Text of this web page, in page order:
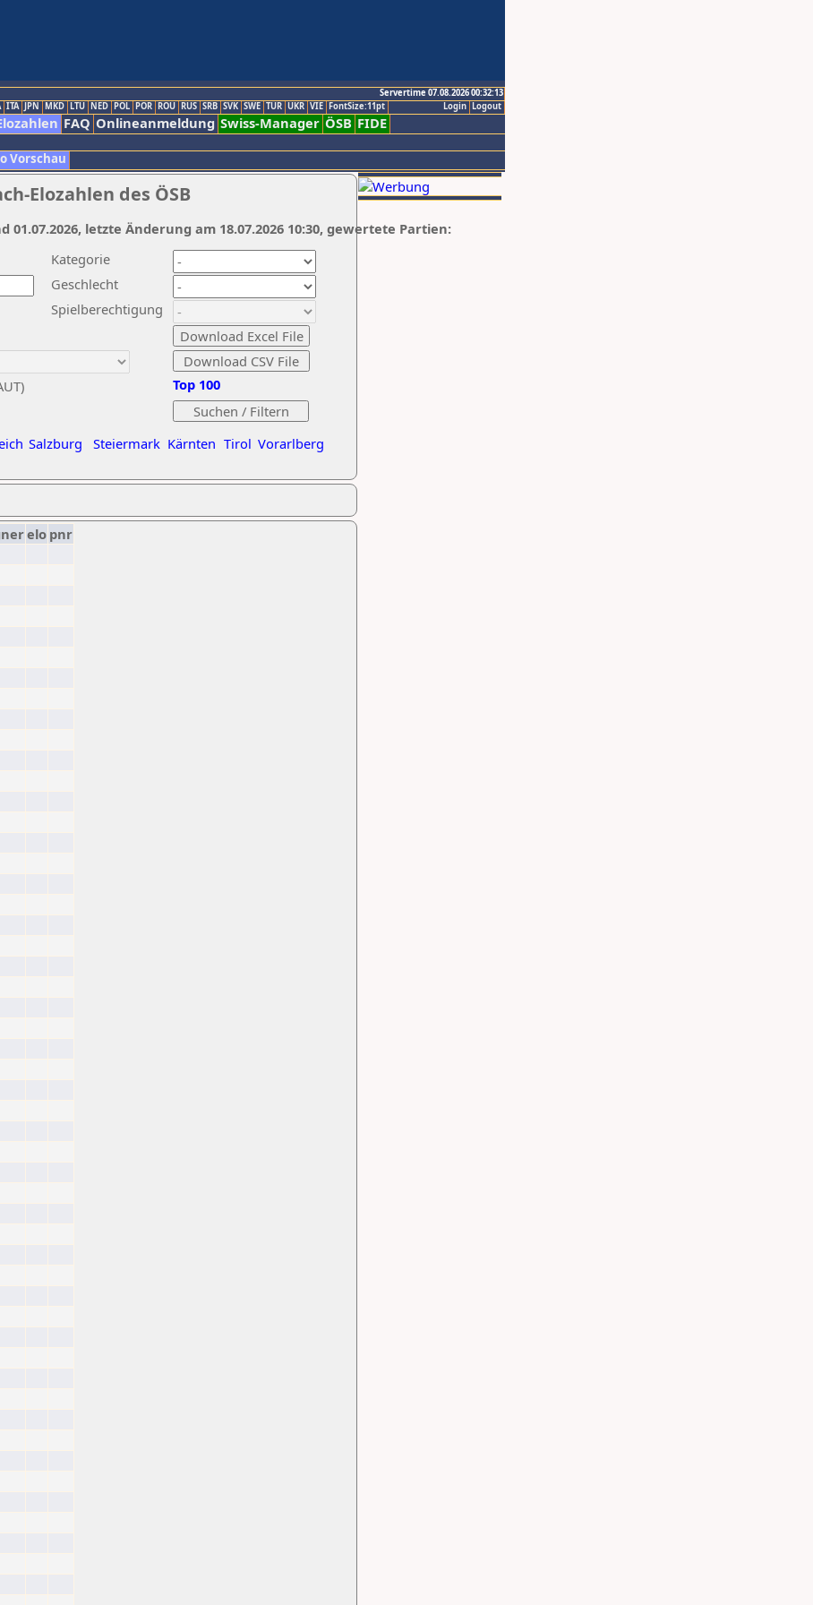
Servertime 07.08.2026 00:32:13
Logout
Login
ITA JPN MKD LTU NED POL POR ROU RUS SRB SVK SWE TUR UKR VIE FontSize:11pt
FAQ Onlineanmeldung Swiss-Manager ÖSB FIDE
Vorschau
Elozahlen des ÖSB
Kategorie
Geschlecht
Spielberechtigung
Salzburg Steiermark Kärnten Tirol Vorarlberg
Top 100
01.07.2026, letzte Änderung am 18.07.2026 10:30, gewertete Partien:
elo pnr